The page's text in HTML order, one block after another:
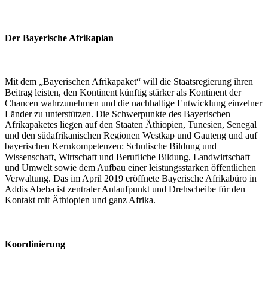
Der Bayerische Afrikaplan
Mit dem „Bayerischen Afrikapaket“ will die Staatsregierung ihren
Beitrag leisten, den Kontinent künftig stärker als Kontinent der
Chancen wahrzunehmen und die nachhaltige Entwicklung einzelner
Länder zu unterstützen. Die Schwerpunkte des Bayerischen
Afrikapaketes liegen auf den Staaten Äthiopien, Tunesien, Senegal
und den südafrikanischen Regionen Westkap und Gauteng und auf
bayerischen Kernkompetenzen: Schulische Bildung und
Wissenschaft, Wirtschaft und Berufliche Bildung, Landwirtschaft
und Umwelt sowie dem Aufbau einer leistungsstarken öffentlichen
Verwaltung. Das im April 2019 eröffnete Bayerische Afrikabüro in
Addis Abeba ist zentraler Anlaufpunkt und Drehscheibe für den
Kontakt mit Äthiopien und ganz Afrika.
Koordinierung